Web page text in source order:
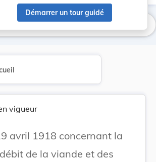
Démarrer un tour guidé
vigueur
avril 1918 concernant la
de la viande et des